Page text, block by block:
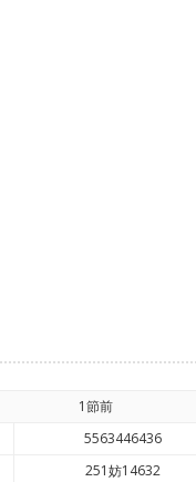
1節前
5563446436
251妨14632